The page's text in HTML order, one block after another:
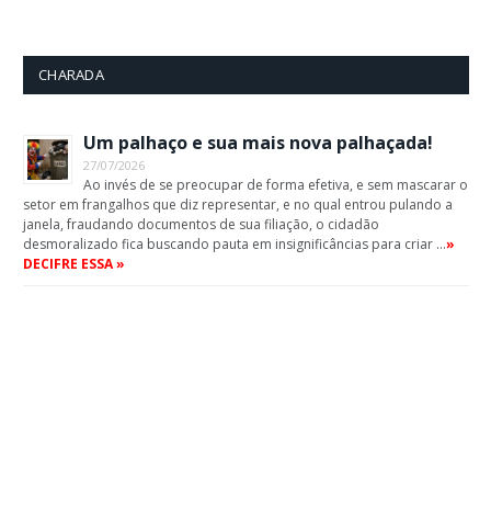
CHARADA
Um palhaço e sua mais nova palhaçada!
27/07/2026
Ao invés de se preocupar de forma efetiva, e sem mascarar o
setor em frangalhos que diz representar, e no qual entrou pulando a
janela, fraudando documentos de sua filiação, o cidadão
desmoralizado fica buscando pauta em insignificâncias para criar …»
DECIFRE ESSA »